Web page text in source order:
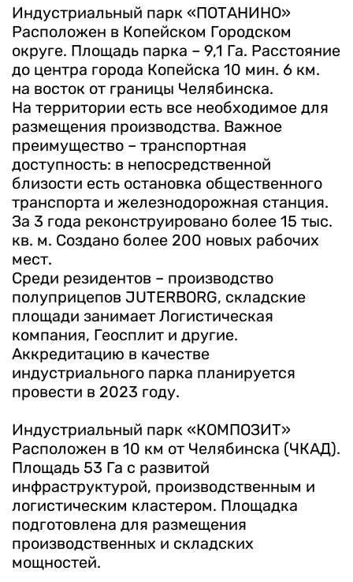
Индустриальный парк «ПОТАНИНО»
Расположен в Копейском Городском
округе. Площадь парка – 9,1 Га. Расстояние
до центра города Копейска 10 мин. 6 км.
на восток от границы Челябинска.
На территории есть все необходимое для
размещения производства. Важное
преимущество – транспортная
доступность: в непосредственной
близости есть остановка общественного
транспорта и железнодорожная станция.
За 3 года реконструировано более 15 тыс.
кв. м. Создано более 200 новых рабочих
мест.
Среди резидентов – производство
полуприцепов JUTERBORG, складские
площади занимает Логистическая
компания, Геосплит и другие.
Аккредитацию в качестве
индустриального парка планируется
провести в 2023 году.
Индустриальный парк «КОМПОЗИТ»
Расположен в 10 км от Челябинска (ЧКАД).
Площадь 53 Га с развитой
инфраструктурой, производственным и
логистическим кластером. Площадка
подготовлена для размещения
производственных и складских
мощностей.